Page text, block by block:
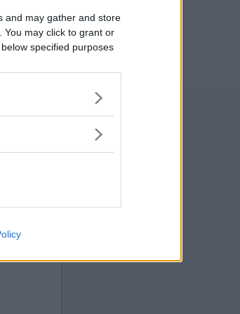
and may gather and store
You may click to grant or
specified purposes